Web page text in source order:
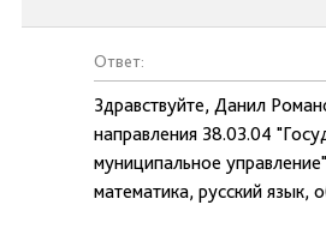
Ответ:
Здравствуйте, Данил
направления 38.03.04
муниципальное
математика, русский язык,